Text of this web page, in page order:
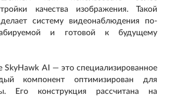
качества изображения. Такой
делает систему видеонаблюдения по-
и готовой к будущему
SkyHawk AI — это специализированное
компонент оптимизирован для
Его конструкция рассчитана на